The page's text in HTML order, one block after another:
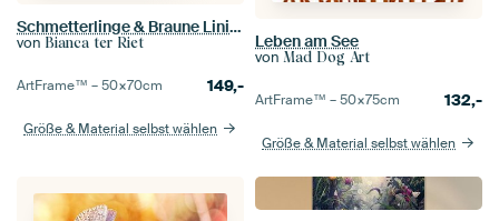
Schmetterlinge & Braune Linien
von Bianca ter Riet
ArtFrame™ –50×70cm 149,-
Größe & Material selbst wählen
Leben am See
von Mad Dog Art
ArtFrame™ –50×75cm 132,-
Größe & Material selbst wählen